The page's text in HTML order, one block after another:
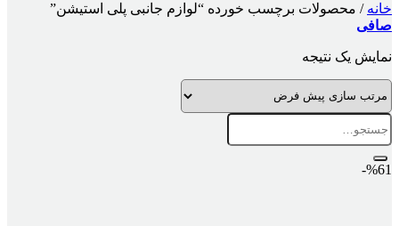
خانه / محصولات برچسب خورده “لوازم جانبی پلی استیشن”
صافی
نمایش یک نتیجه
جستجو
برای:
%61-